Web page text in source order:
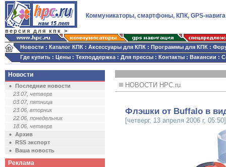
версия для кпк >
Коммуникаторы, смартфоны, КПК, GPS-
Новости : Каталог КПК : Аксессуары для КПК : Программы для КПК :
Где купить : Цены : Техподдержка : Для прессы : Контакты : Вакансии :
Новости
Последние новости
23.07, четверг
03.07, пятница
23.06, вторник
22.06, понедельник
18.06, четверг
Архив
RSS экспорт
Ваша новость
Реклама
НОВОСТИ HPC.ru
Флэшки от Buffalo в
[четверг, 13 апреля 2006 г, 05:50]